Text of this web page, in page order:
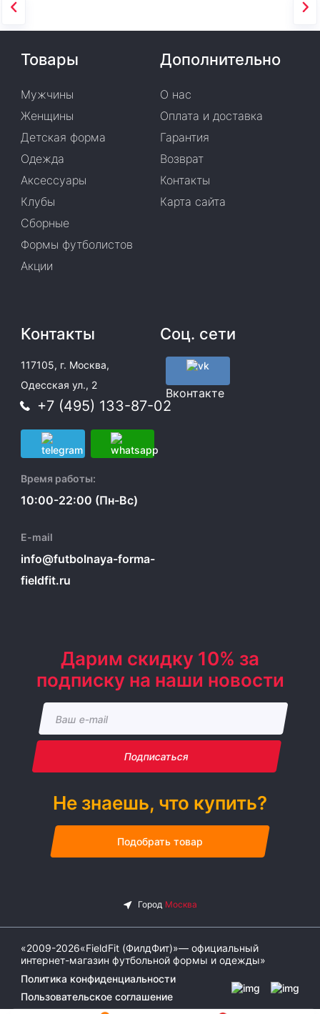
Товары
Мужчины
Женщины
Детская форма
Одежда
Аксессуары
Клубы
Сборные
Формы футболистов
Акции
Дополнительно
О нас
Оплата и доставка
Гарантия
Возврат
Контакты
Карта сайта
Контакты
117105, г. Москва,
Одесская ул., 2
+7 (495) 133-87-02
Время работы:
10:00-22:00 (Пн-Вс)
E-mail
info@futbolnaya-forma-
fieldfit.ru
Соц. сети
Вконтакте
Дарим скидку 10% за
подписку на наши новости
Подписаться
Не знаешь, что купить?
Подобрать товар
«2009-2026«FieldFit (ФилдФит)»— официальный
интернет-магазин футбольной формы и одежды»
Политика конфиденциальности
Пользовательское соглашение